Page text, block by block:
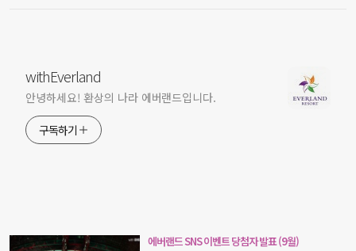
withEverland
안녕하세요! 환상의 나라 에버랜드입니다.
구독하기
에버랜드 SNS 이벤트 당첨자 발표 (9월)